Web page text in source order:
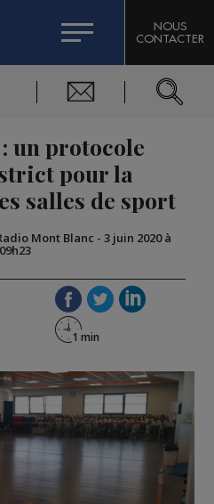
DE L'EXPERT
MACHINERY
DOMAINES SKIABLES
BIGARD
DU MONT-BLANC
NOUS
CONTACTER
un protocole
pour la
salles de sport
Mont Blanc - 3 juin 2020 à
09h23